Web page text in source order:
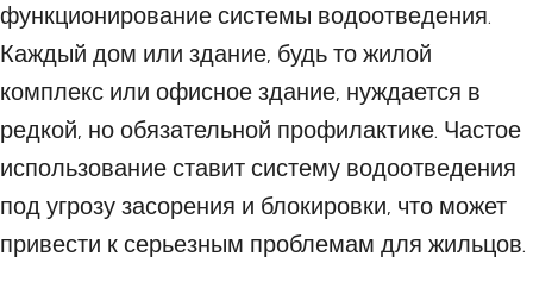
функционирование системы водоотведения.
Каждый дом или здание, будь то жилой
комплекс или офисное здание, нуждается в
редкой, но обязательной профилактике. Частое
использование ставит систему водоотведения
под угрозу засорения и блокировки, что может
привести к серьезным проблемам для жильцов.